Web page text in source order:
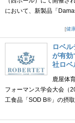
において、新製品「
健
ロベ
が有
社ロ
鹿屋体
フォーマンス学会大会（
工食品「SOD B®」の摂